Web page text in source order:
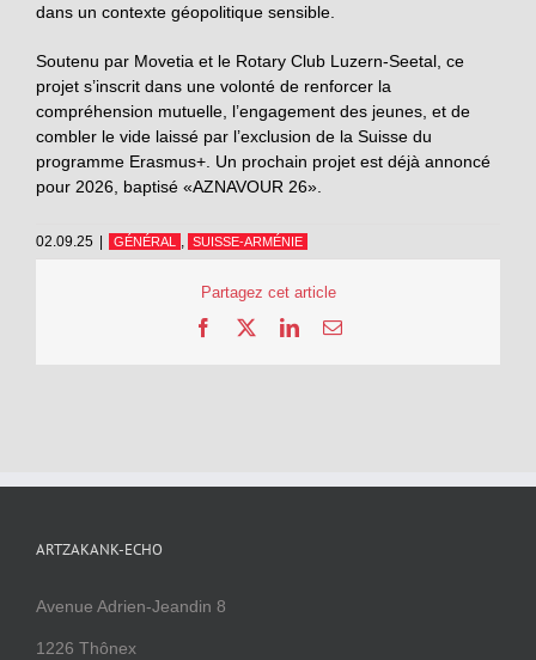
dans un contexte géopolitique sensible.
Soutenu par Movetia et le Rotary Club Luzern-Seetal, ce
projet s’inscrit dans une volonté de renforcer la
compréhension mutuelle, l’engagement des jeunes, et de
combler le vide laissé par l’exclusion de la Suisse du
programme Erasmus+. Un prochain projet est déjà annoncé
pour 2026, baptisé «AZNAVOUR 26».
02.09.25 | GÉNÉRAL SUISSE-ARMÉNIE
Partagez cet article
Facebook LinkedInEmail
ARTZAKANK-ECHO
Avenue Adrien-Jeandin 8
1226 Thônex